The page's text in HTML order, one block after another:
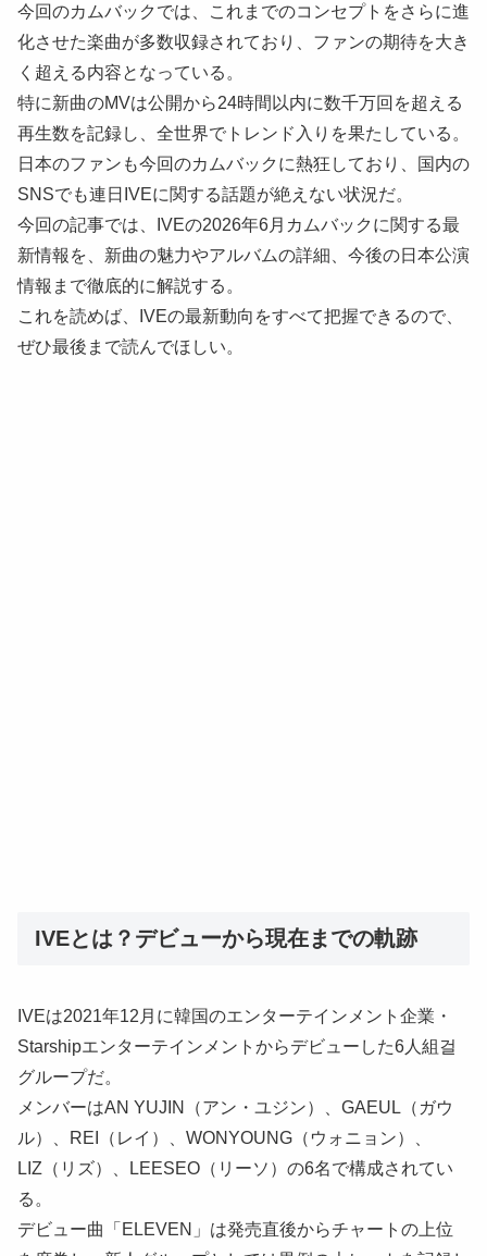
今回のカムバックでは、これまでのコンセプトをさらに進
化させた楽曲が多数収録されており、ファンの期待を大き
く超える内容となっている。
特に新曲のMVは公開から24時間以内に数千万回を超える
再生数を記録し、全世界でトレンド入りを果たしている。
日本のファンも今回のカムバックに熱狂しており、国内の
SNSでも連日IVEに関する話題が絶えない状況だ。
今回の記事では、IVEの2026年6月カムバックに関する最
新情報を、新曲の魅力やアルバムの詳細、今後の日本公演
情報まで徹底的に解説する。
これを読めば、IVEの最新動向をすべて把握できるので、
ぜひ最後まで読んでほしい。
IVEとは？デビューから現在までの軌跡
IVEは2021年12月に韓国のエンターテインメント企業・
Starshipエンターテインメントからデビューした6人組걸
グループだ。
メンバーはAN YUJIN（アン・ユジン）、GAEUL（ガウ
ル）、REI（レイ）、WONYOUNG（ウォニョン）、
LIZ（リズ）、LEESEO（リーソ）の6名で構成されてい
る。
デビュー曲「ELEVEN」は発売直後からチャートの上位